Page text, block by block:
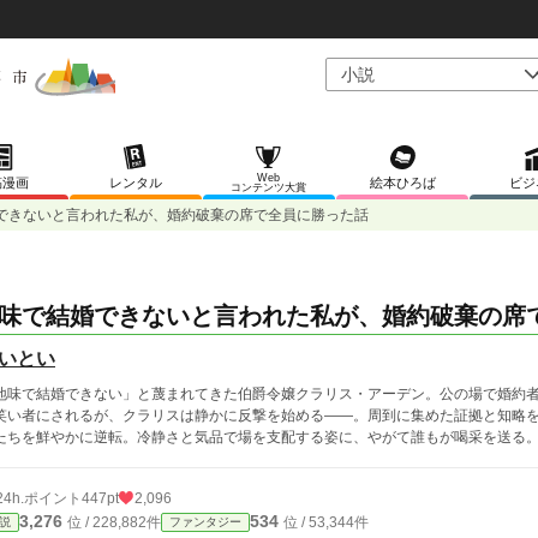
画 レンタル
Web
コンテンツ大賞
絵本ひろば ビ
きないと言われた私が、婚約破棄の席で全員に勝った話
で結婚できないと言われた私が、婚約破棄の席
とい
味で結婚できない」と蔑まれてきた伯爵令嬢クラリス・アーデン。公の場で婚約
い者にされるが、クラリスは静かに反撃を始める――。周到に集めた証拠と知略
ちを鮮やかに逆転。冷静さと気品で場を支配する姿に、やがて誰もが喝采を送る
ポイント 447pt 2,096
3,276 位 / 228,882件 ファンタジー 534 位 / 53,344件